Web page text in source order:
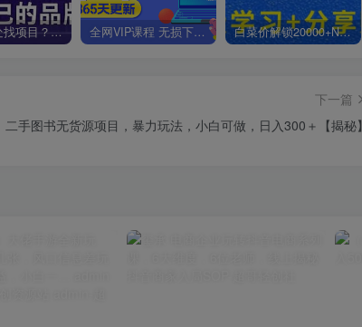
你还在到处找项目？还在当韭菜？我靠卖项目一个月收入5万+，曾经我也是个失败者。 全网VIP课程 无损下载~ 白菜价解锁20000+N个赚钱机会，加入超哥轻创社会员，全站资源免费学习。
下一篇
二手图书无货源项目，暴力玩法，小白可做，日入300＋【揭秘】